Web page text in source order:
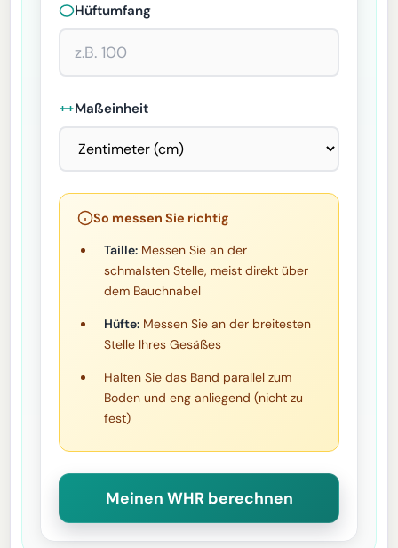
Hüftumfang
Maßeinheit
So messen Sie richtig
Taille: Messen Sie an der
schmalsten Stelle, meist direkt über
dem Bauchnabel
Hüfte: Messen Sie an der breitesten
Stelle Ihres Gesäßes
Halten Sie das Band parallel zum
Boden und eng anliegend (nicht zu
fest)
Meinen WHR berechnen